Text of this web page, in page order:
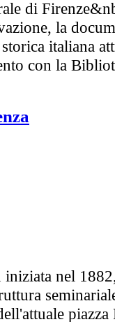
di
la
italiana
con la
nel
piazza